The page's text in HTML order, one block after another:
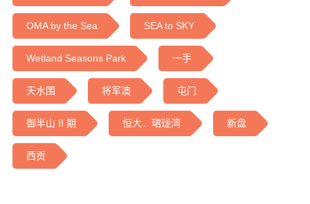
OMA by the Sea SEA to SKY
Wetland Seasons Park 一手
天水围 将军澳 屯门
御半山 II 期 恒大．珺珑湾 新盘
西贡